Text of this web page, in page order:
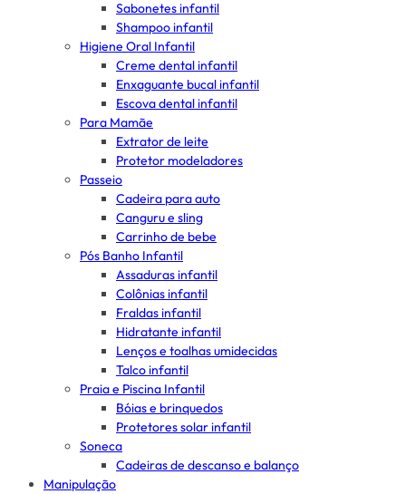
Sabonetes infantil
Shampoo infantil
Higiene Oral Infantil
Creme dental infantil
Enxaguante bucal infantil
Escova dental infantil
Para Mamãe
Extrator de leite
Protetor modeladores
Passeio
Cadeira para auto
Canguru e sling
Carrinho de bebe
Pós Banho Infantil
Assaduras infantil
Colônias infantil
Fraldas infantil
Hidratante infantil
Lenços e toalhas umidecidas
Talco infantil
Praia e Piscina Infantil
Bóias e brinquedos
Protetores solar infantil
Soneca
Cadeiras de descanso e balanço
Manipulação